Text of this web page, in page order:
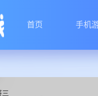
首页 手机